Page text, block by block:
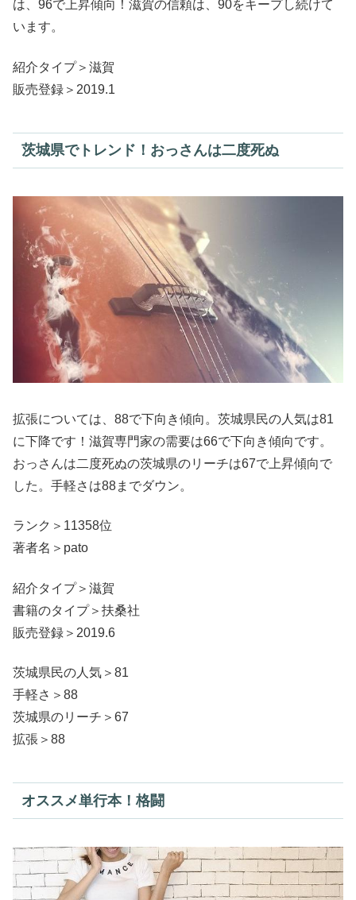
は、96で上昇傾向！滋賀の信頼は、90をキープし続けて
います。
紹介タイプ＞滋賀
販売登録＞2019.1
茨城県でトレンド！おっさんは二度死ぬ
拡張については、88で下向き傾向。茨城県民の人気は81
に下降です！滋賀専門家の需要は66で下向き傾向です。
おっさんは二度死ぬの茨城県のリーチは67で上昇傾向で
した。手軽さは88までダウン。
ランク＞11358位
著者名＞pato
紹介タイプ＞滋賀
書籍のタイプ＞扶桑社
販売登録＞2019.6
茨城県民の人気＞81
手軽さ＞88
茨城県のリーチ＞67
拡張＞88
オススメ単行本！格闘